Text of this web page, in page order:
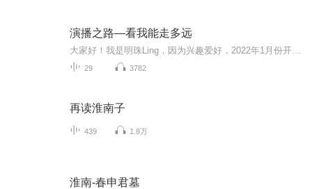
演播之路—看我能走多远
29 3782
再读淮南子
439 1.8万
淮南-春申君墓